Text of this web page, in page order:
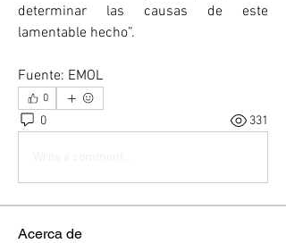
determinar las causas de este
lamentable hecho”.
Fuente: EMOL
0
0 331
Write a comment...
Acerca de